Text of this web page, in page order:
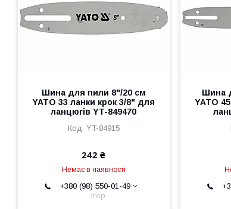
Шина для пили 8"/20 см
YATO 33 ланки крок 3/8" для
ланцюгів YT-849470
YT-84915
242 ₴
Немає в наявності
+380 (98) 550-01-49
Ігор
Шина
YATO